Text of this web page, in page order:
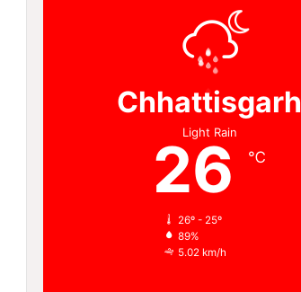
Chhattisgarh
Light Rain
26 ℃
26º - 25º
89%
5.02 km/h